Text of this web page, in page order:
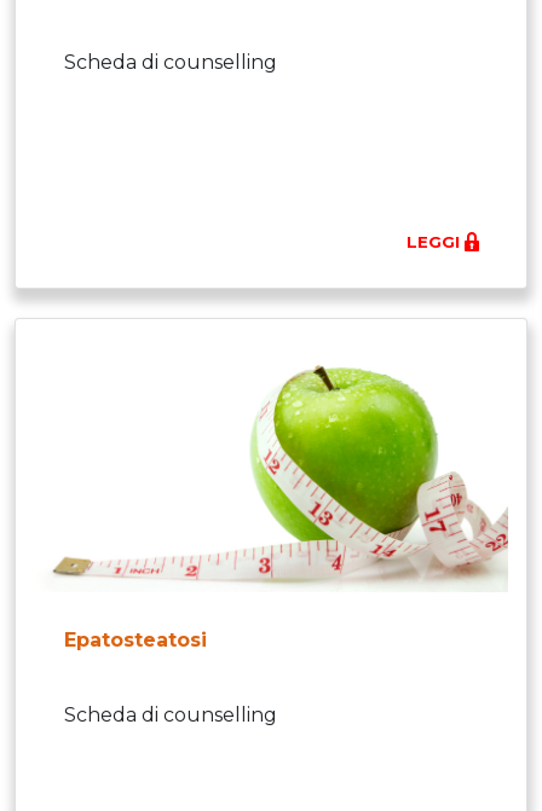
Scheda di counselling
LEGGI
Epatosteatosi
Scheda di counselling